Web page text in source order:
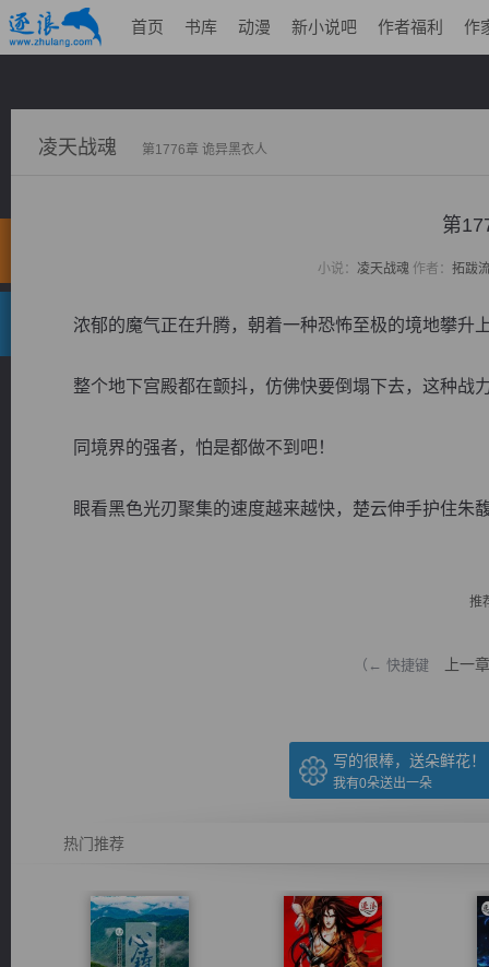
首页 书库 动漫 新小说吧 作者福利 作
凌天战魂 第1776章 诡异黑衣人
第
小说： 凌天战魂作者： 拓跋
浓郁的魔气正在升腾，朝着一种恐怖至极的境地攀升
整个地下宫殿都在颤抖，仿佛快要倒塌下去，这种战
同境界的强者，怕是都做不到吧！
眼看黑色光刃聚集的速度越来越快，楚云伸手护住朱
推
（← 快捷键 上一章
写的很棒，送朵鲜花！
我有0朵送出一朵
热门推荐